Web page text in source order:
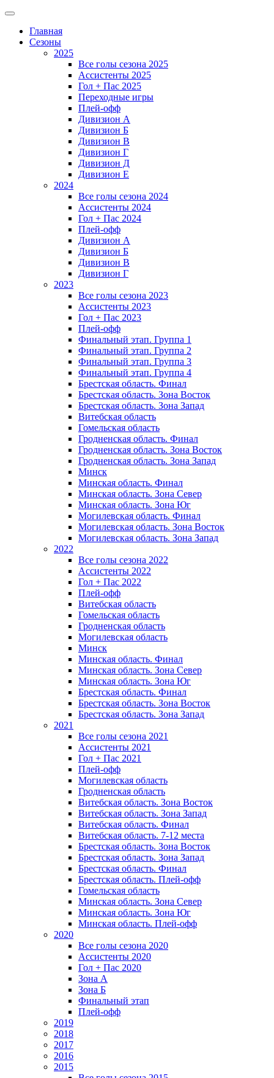
Главная
Сезоны
2025
Все голы сезона 2025
Ассистенты 2025
Гол + Пас 2025
Переходные игры
Плей-офф
Дивизион A
Дивизион Б
Дивизион В
Дивизион Г
Дивизион Д
Дивизион Е
2024
Все голы сезона 2024
Ассистенты 2024
Гол + Пас 2024
Плей-офф
Дивизион A
Дивизион Б
Дивизион В
Дивизион Г
2023
Все голы сезона 2023
Ассистенты 2023
Гол + Пас 2023
Плей-офф
Финальный этап. Группа 1
Финальный этап. Группа 2
Финальный этап. Группа 3
Финальный этап. Группа 4
Брестская область. Финал
Брестская область. Зона Восток
Брестская область. Зона Запад
Витебская область
Гомельская область
Гродненская область. Финал
Гродненская область. Зона Восток
Гродненская область. Зона Запад
Минск
Минская область. Финал
Минская область. Зона Север
Минская область. Зона Юг
Могилевская область. Финал
Могилевская область. Зона Восток
Могилевская область. Зона Запад
2022
Все голы сезона 2022
Ассистенты 2022
Гол + Пас 2022
Плей-офф
Витебская область
Гомельская область
Гродненская область
Могилевская область
Минск
Mинская область. Финал
Минская область. Зона Север
Минская область. Зона Юг
Брестская область. Финал
Брестская область. Зона Восток
Брестская область. Зона Запад
2021
Все голы сезона 2021
Ассистенты 2021
Гол + Пас 2021
Плей-офф
Могилевская область
Гродненская область
Витебская область. Зона Восток
Витебская область. Зона Запад
Витебская область. Финал
Витебская область. 7-12 места
Брестская область. Зона Восток
Брестская область. Зона Запад
Брестская область. Финал
Брестская область. Плей-офф
Гомельская область
Минская область. Зона Север
Минская область. Зона Юг
Минская область. Плей-офф
2020
Все голы сезона 2020
Ассистенты 2020
Гол + Пас 2020
Зона А
Зона Б
Финальный этап
Плей-офф
2019
2018
2017
2016
2015